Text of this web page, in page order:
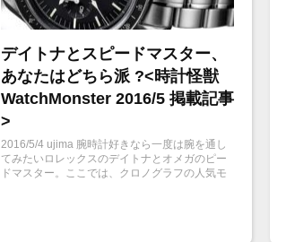
デイトナとスピードマスター、
あなたはどちら派 ?<時計怪獣
WatchMonster 2016/5 掲載記事
>
2016/5/4 ujima 腕時計好きなら一度は腕を通し
てみたいロレックスのデイトナとオメガのピー
ドマスター。ここでは、クロノグラフの人気モ